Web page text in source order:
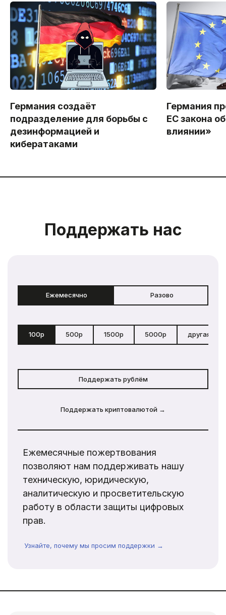
Германия создаёт
подразделение для борьбы с
дезинформацией и
кибератаками
Германия
ЕС закона
влиянии»
Поддержать нас
Ежемесячно Разово
100р 500р 1500р 5000р другая
Поддержать рублём
Поддержать криптовалютой →
Ежемесячные пожертвования
позволяют нам поддерживать нашу
техническую, юридическую,
аналитическую и просветительскую
работу в области защиты цифровых
прав.
Узнайте, почему мы просим поддержки →